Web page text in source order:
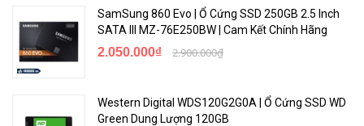
SamSung 860 Evo | Ổ Cứng SSD 250GB 2.5 Inch
SATA III MZ-76E250BW | Cam Kết Chính Hãng
2.050.000₫ 2.900.000₫
Western Digital WDS120G2G0A | Ổ Cứng SSD WD
Green Dung Lượng 120GB